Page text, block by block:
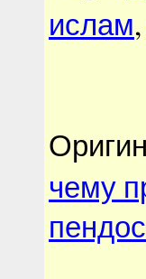
ислам,
чему